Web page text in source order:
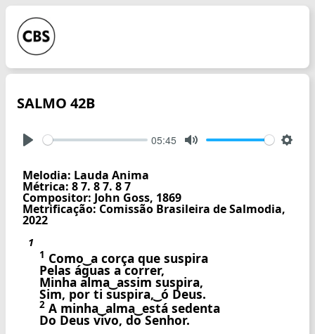
SALMO 42B
05:45
Melodia: Lauda Anima
Métrica: 8 7. 8 7. 8 7
Compositor: John Goss, 1869
Metrificação: Comissão Brasileira de Salmodia,
2022
1
1 Como ͜ a corça que suspira
Pelas águas a correr,
Minha alma ͜ assim suspira,
Sim, por ti suspira, ͜ ó Deus.
2 A minha ͜ alma ͜ está sedenta
Do Deus vivo, do Senhor.